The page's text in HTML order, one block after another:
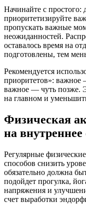
Начинайте с простого:
приоритетизируйте
пропускать важные
неожиданностей.
оставалось время на
подготовлены, тем
Рекомендуется
приоритетов»:
важное — чуть позже.
на главном и
Физическая
на
Регулярные
способов снизить
обязательно должна
подойдет прогулка,
напряжения и
счет выработки